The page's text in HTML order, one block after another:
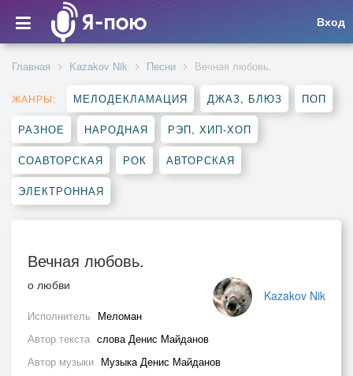
Вход
Главная Kazakov Nik Песни Вечная любовь.
ЖАНРЫ: МЕЛОДЕКЛАМАЦИЯ ДЖАЗ, БЛЮЗ ПОП
РАЗНОЕ НАРОДНАЯ РЭП, ХИП-ХОП
СОАВТОРСКАЯ РОК АВТОРСКАЯ
ЭЛЕКТРОННАЯ
Вечная любовь.
Kazakov Nik
о любви
Исполнитель Меломан
Автор текста слова Денис Майданов
Автор музыки Музыка Денис Майданов